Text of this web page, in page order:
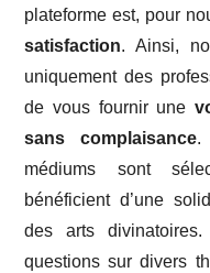
plateforme est, pour
satisfaction. Ainsi,
uniquement des
de vous fournir une
sans complaisance.
médiums sont
bénéficient d’une
des arts
questions sur divers